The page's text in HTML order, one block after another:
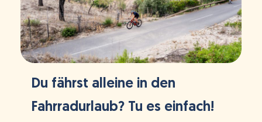
Du fährst alleine in den
Fahrradurlaub? Tu es einfach!